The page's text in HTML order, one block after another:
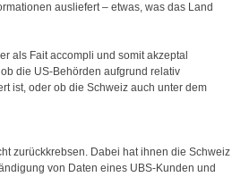
ausliefert – etwas, was das Land
als Fait accompli und somit akzeptal
die US-Behörden aufgrund relativ
ist, oder ob die Schweiz auch unter dem
zurückkrebsen. Dabei hat ihnen die Schweiz
von Daten eines UBS-Kunden und